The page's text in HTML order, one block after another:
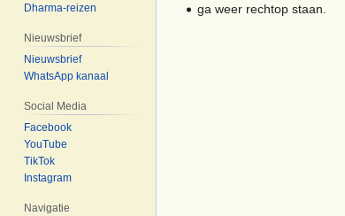
ga weer rechtop staan.
Dharma-reizen
Nieuwsbrief
Nieuwsbrief
WhatsApp kanaal
Social Media
Facebook
YouTube
TikTok
Instagram
Navigatie